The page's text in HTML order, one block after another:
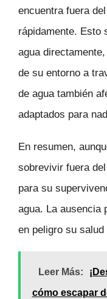
encuentra fuera
rápidamente. Esto
agua
de su entorno a
de agua también
adaptados para
En resumen,
sobrevivir fuera
para su
agua. La ausencia
en peligro su
Leer Más:
cómo escapar